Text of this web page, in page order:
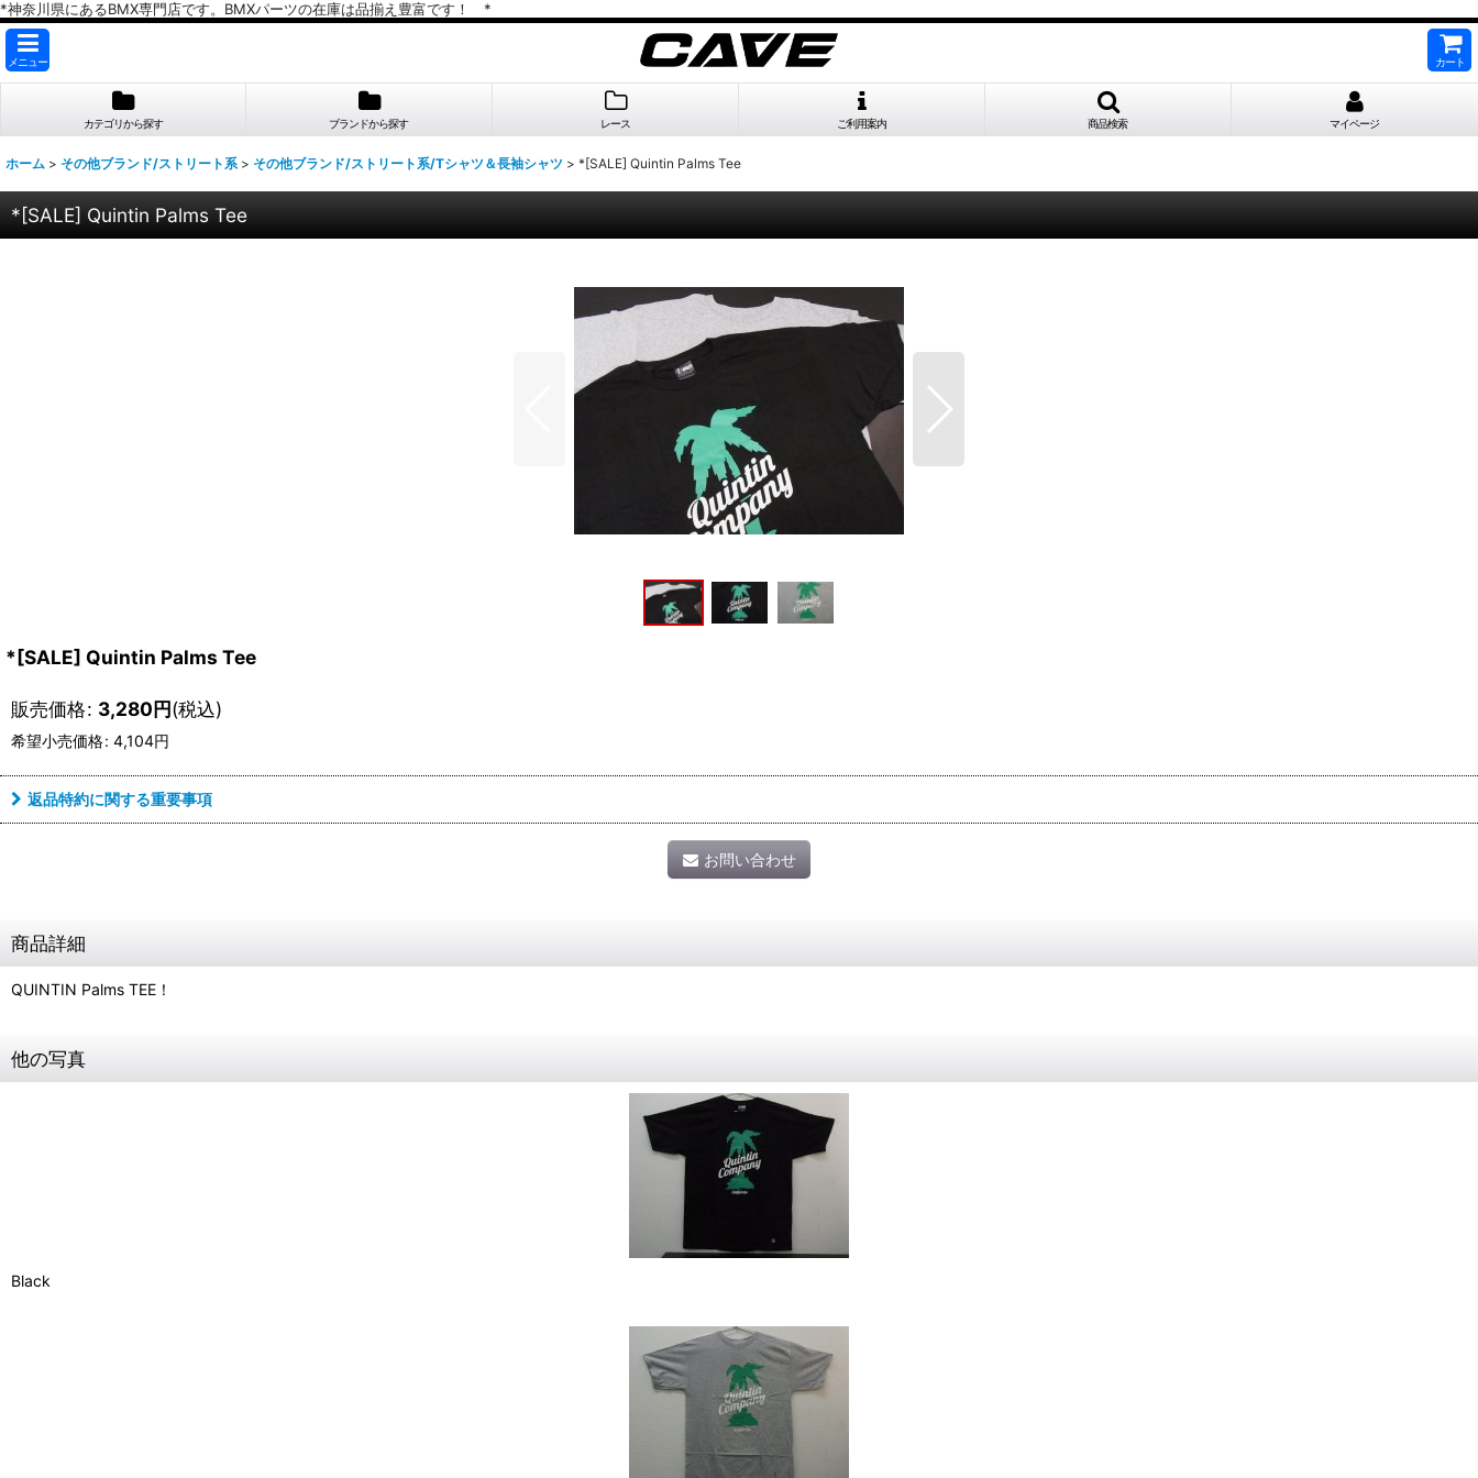
*神奈川県にあるBMX専門店です。BMXパーツの在庫は品揃え豊富です！ *
メニュー カート
カテゴリから探す ブランドから探す レース ご利用案内 商品検索 マイページ
ホーム > その他ブランド/ストリート系 > その他ブランド/ストリート系/Tシャツ＆長袖シャツ > *[SALE] Quintin Palms Tee
*[SALE] Quintin Palms Tee
*[SALE] Quintin Palms Tee
販売価格: 3,280円(税込)
希望小売価格: 4,104円
返品特約に関する重要事項
お問い合わせ
商品詳細
QUINTIN Palms TEE！
他の写真
Black